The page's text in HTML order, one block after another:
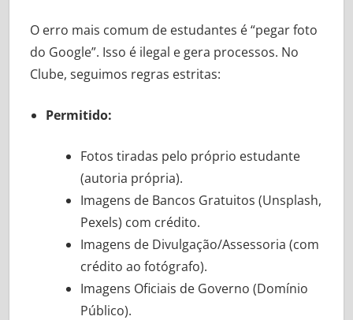
O erro mais comum de estudantes é “pegar foto
do Google”. Isso é ilegal e gera processos. No
Clube, seguimos regras estritas:
Permitido:
Fotos tiradas pelo próprio estudante
(autoria própria).
Imagens de Bancos Gratuitos (Unsplash,
Pexels) com crédito.
Imagens de Divulgação/Assessoria (com
crédito ao fotógrafo).
Imagens Oficiais de Governo (Domínio
Público).